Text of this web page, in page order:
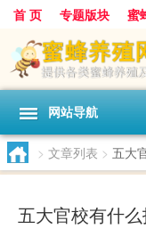
首 页 专题版块 蜜
中华蜜蜂
蜂蜜 胡
网站导航
> 文章列表 > 五大
五大官校有什